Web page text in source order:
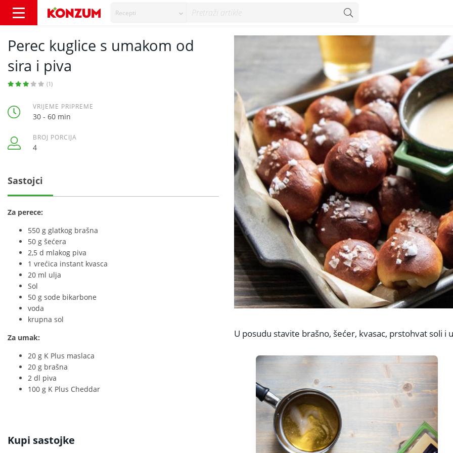
Recepti
Perec kuglice s umakom od
sira i piva
(1)
VRIJEME PRIPREME
30 - 60 min
BROJ PORCIJA
4
Sastojci
Za perece:
550 g glatkog brašna
50 g šećera
2,5 d mlakog piva
1 vrećica instant kvasca
20 ml ulja
Sol
50 g sode bikarbone
voda
krupna sol
Za umak:
20 g K Plus maslaca
20 g brašna
2 dl piva
100 g K Plus Cheddar
Kupi sastojke
U posudu stavite brašno, šećer, kvasac, prstohvat soli i